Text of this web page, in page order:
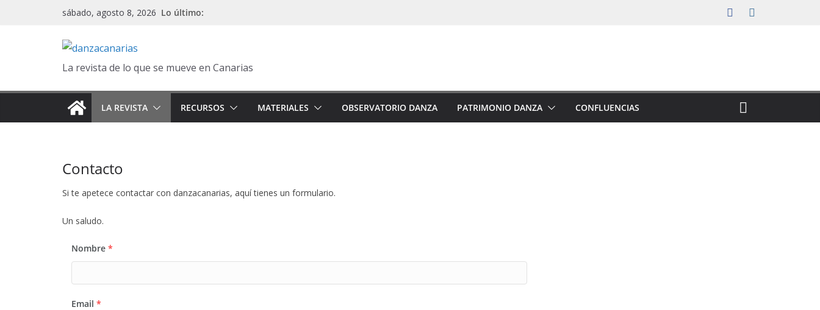
sábado, agosto 8, 2026 Lo último:
La revista de lo que se mueve en Canarias
LA REVISTA RECURSOS MATERIALES OBSERVATORIO DANZA PATRIMONIO DANZA CONFLUENCIAS
Contacto
Si te apetece contactar con danzacanarias, aquí tienes un formulario.
Un saludo.
Nombre *
Email *